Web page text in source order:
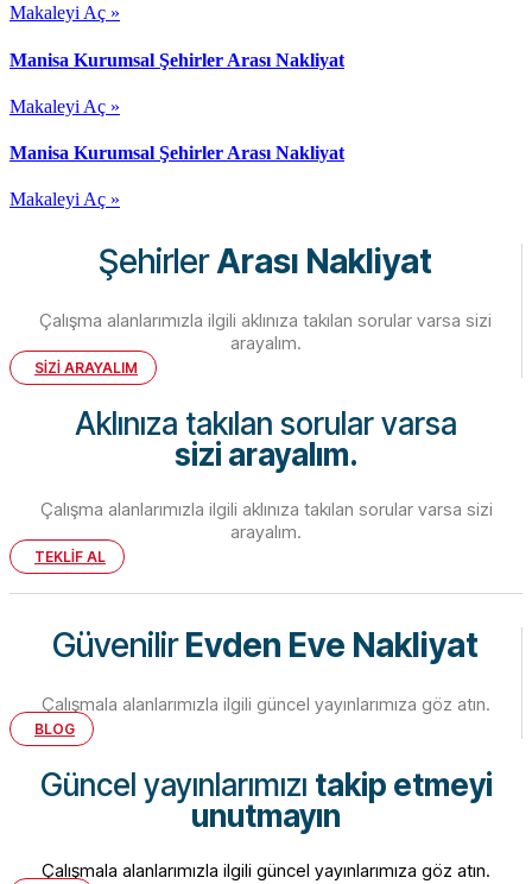
Makaleyi Aç »
Manisa Kurumsal Şehirler Arası Nakliyat
Makaleyi Aç »
Manisa Kurumsal Şehirler Arası Nakliyat
Makaleyi Aç »
ŞehirlerArası Nakliyat
Çalışma alanlarımızla ilgili aklınıza takılan sorular varsa sizi
arayalım.
SİZİ ARAYALIM
Aklınıza takılan sorular varsa
sizi arayalım.
Çalışma alanlarımızla ilgili aklınıza takılan sorular varsa sizi
arayalım.
TEKLİF AL
GüvenilirEvden Eve Nakliyat
Çalışmala alanlarımızla ilgili güncel yayınlarımıza göz atın.
BLOG
Güncel yayınlarımızı takip etmeyi
unutmayın
Çalışmala alanlarımızla ilgili güncel yayınlarımıza göz atın.